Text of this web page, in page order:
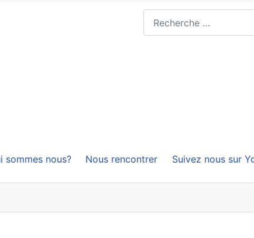
sommes nous? Nous rencontrer Suivez nous sur